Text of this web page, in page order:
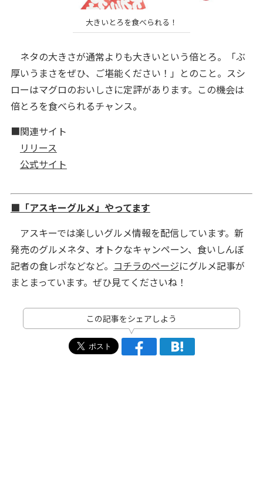
大きいとろを食べられる！
ネタの大きさが通常よりも大きいという倍とろ。「ぶ
厚いうまさをぜひ、ご堪能ください！」とのこと。スシ
ローはマグロのおいしさに定評があります。この機会は
倍とろを食べられるチャンス。
■関連サイト
リリース
公式サイト
■「アスキーグルメ」やってます
アスキーでは楽しいグルメ情報を配信しています。新
発売のグルメネタ、オトクなキャンペーン、食いしんぼ
記者の食レポなどなど。 コチラのページにグルメ記事が
まとまっています。ぜひ見てくださいね！
この記事をシェアしよう